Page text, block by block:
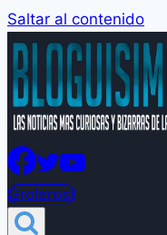
Saltar al contenido
Groleros!